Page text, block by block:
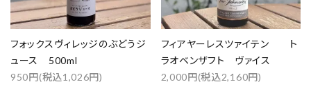
フォックスヴィレッジのぶどうジ
ュース 500ml
950円(税込1,026円)
フィアヤーレスツァイテン ト
ラオベンザフト ヴァイス
2,000円(税込2,160円)